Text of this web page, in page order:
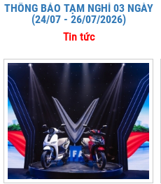
THÔNG BÁO TẠM NGHỈ 03 NGÀY
(24/07 - 26/07/2026)
Tin tức